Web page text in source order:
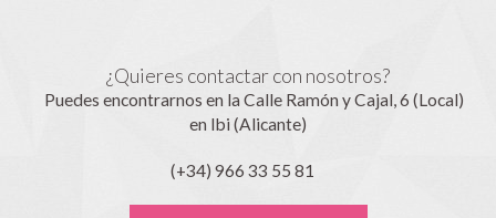
¿Quieres contactar con nosotros?
Puedes encontrarnos en la Calle Ramón y Cajal, 6 (Local)
en Ibi (Alicante)
(+34) 966 33 55 81